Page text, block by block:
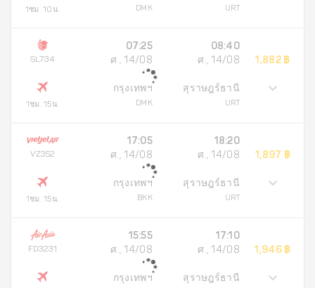
1ชม. 10น. DMK URT
SL734
1ชม. 15น.
07:25
ศ., 14/08
กรุงเทพฯ
DMK
08:40
ศ., 14/08
สุราษฎร์ธานี
URT
1,882 ฿
VZ352
1ชม. 15น.
17:05
ศ., 14/08
กรุงเทพฯ
BKK
18:20
ศ., 14/08
สุราษฎร์ธานี
URT
1,897 ฿
FD3231
15:55
ศ., 14/08
กรุงเทพฯ
17:10
ศ., 14/08
สุราษฎร์ธานี
1,946 ฿